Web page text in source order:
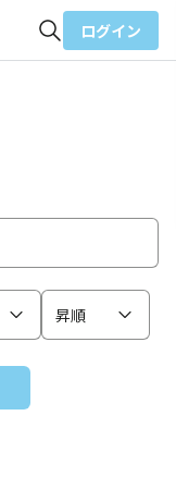
ログイン
昇順